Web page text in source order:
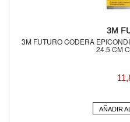
3M
3M FUTURO CODERA
24.5 CM
AÑADIR